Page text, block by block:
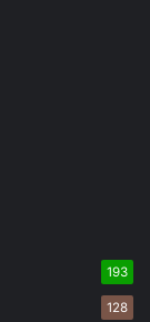
193
128